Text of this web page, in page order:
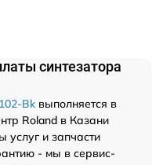
синтезатора
Bk выполняется в
Roland в Казани
и запчасти
- мы в сервис-